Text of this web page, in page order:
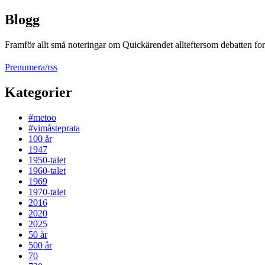
Blogg
Framför allt små noteringar om Quickärendet allteftersom debatten
Prenumera/rss
Kategorier
#metoo
#vimåsteprata
100 år
1947
1950-talet
1960-talet
1969
1970-talet
2016
2020
2025
50 år
500 år
70